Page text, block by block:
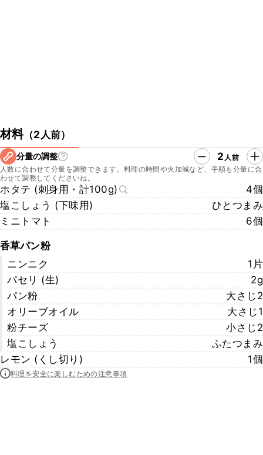
材料（2人前）
分量の調整 2 人前
人数に合わせて分量を調整できます。料理の時間や火加減など、手順も分量に合
わせて調整してくださいね。
ホタテ (刺身用・計100g)
4個
塩こしょう (下味用)
ひとつまみ
ミニトマト
6個
香草パン粉
ニンニク
1片
パセリ (生)
2g
パン粉
大さじ2
オリーブオイル
大さじ1
粉チーズ
小さじ2
塩こしょう
ふたつまみ
レモン (くし切り)
1個
料理を安全に楽しむための注意事項